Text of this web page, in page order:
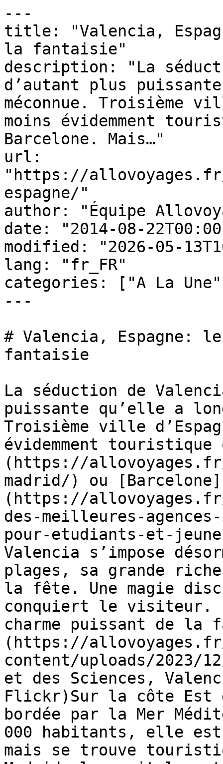
---
title: "Valencia,
la fantaisie"
description: "La
d’autant plus
méconnue. Troisième
moins évidemment
Barcelone. Mais…"
url:
"https://
espagne/"
author: "Équipe
date: "2014-08-
modified: "2026-05-
lang: "fr_FR"
categories: ["A La
---
# Valencia, Espagne:
fantaisie
La séduction de
puissante qu’elle a
Troisième ville
évidemment touristique
(https://
madrid/) ou [Barcelone]
(https://
des-meilleures-
pour-etudiants-et-
Valencia s’impose
plages, sa grande
la fête. Une magie
conquiert le visiteur.
charme puissant de la
(https://
content/uploads/2023/
et des Sciences,
Flickr)Sur la côte Est
bordée par la Mer
000 habitants, elle
mais se trouve